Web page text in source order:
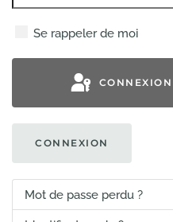
Se rappeler de moi
CONNEXION
Mot de passe perdu ?